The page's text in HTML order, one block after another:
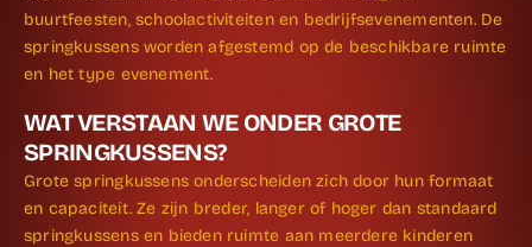
buurtfeesten, schoolactiviteiten en bedrijfs­evenementen. De
springkussens worden afgestemd op de beschikbare ruimte
en het type evenement.
WAT VERSTAAN WE ONDER GROTE
SPRINGKUSSENS?
Grote springkussens onderscheiden zich door hun formaat
en capaciteit. Ze zijn breder, langer of hoger dan standaard
springkussens en bieden ruimte aan meerdere kinderen